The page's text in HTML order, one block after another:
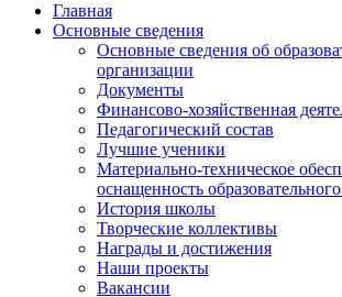
Главная
Основные сведения
Основные сведения об
организации
Документы
Финансово-хозяйственная
Педагогический состав
Лучшие ученики
Материально-техническое
оснащенность
История школы
Творческие коллективы
Награды и достижения
Наши проекты
Вакансии